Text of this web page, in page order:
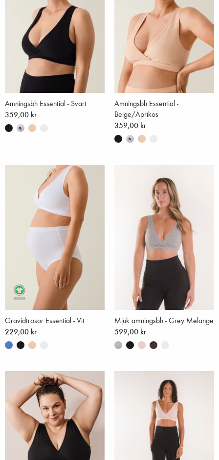
Amningsbh Essential - Svart
359,00 kr
Amningsbh Essential -
Beige/Aprikos
359,00 kr
Gravidtrosor Essential - Vit
229,00 kr
Mjuk amningsbh - Grey Melange
599,00 kr